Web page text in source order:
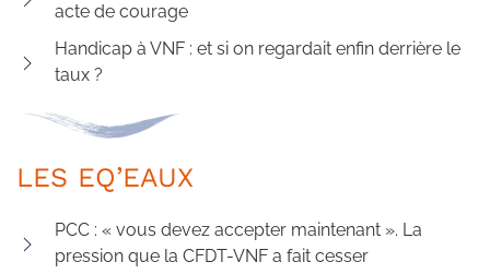
acte de courage
Handicap à VNF : et si on regardait enfin derrière le
taux ?
LES EQ’EAUX
PCC : « vous devez accepter maintenant ». La
pression que la CFDT-VNF a fait cesser